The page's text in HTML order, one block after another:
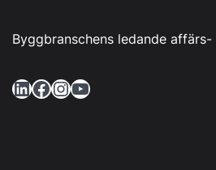
Byggbranschens ledande
LinkedIn Facebook InstagramYouTube